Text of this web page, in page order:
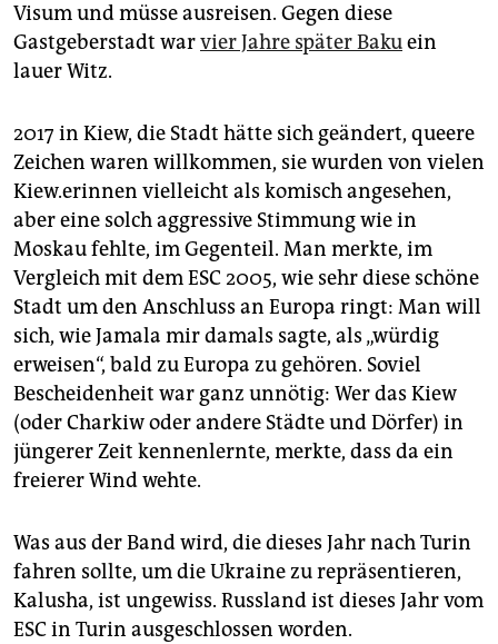
Visum und müsse ausreisen. Gegen diese
Gastgeberstadt warvier Jahre später Bakuein
lauer Witz.
2017 in Kiew, die Stadt hätte sich geändert, queere
Zeichen waren willkommen, sie wurden von vielen
Kiew.erinnen vielleicht als komisch angesehen,
aber eine solch aggressive Stimmung wie in
Moskau fehlte, im Gegenteil. Man merkte, im
Vergleich mit dem ESC 2005, wie sehr diese schöne
Stadt um den Anschluss an Europa ringt: Man will
sich, wie Jamala mir damals sagte, als „würdig
erweisen“, bald zu Europa zu gehören. Soviel
Bescheidenheit war ganz unnötig: Wer das Kiew
(oder Charkiw oder andere Städte und Dörfer) in
jüngerer Zeit kennenlernte, merkte, dass da ein
freierer Wind wehte.
Was aus der Band wird, die dieses Jahr nach Turin
fahren sollte, um die Ukraine zu repräsentieren,
Kalusha, ist ungewiss. Russland ist dieses Jahr vom
ESC in Turin ausgeschlossen worden.